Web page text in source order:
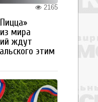
2165
мира
ждут
этим